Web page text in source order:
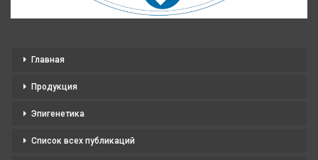
Главная
Продукция
Эпигенетика
Список всех публикаций